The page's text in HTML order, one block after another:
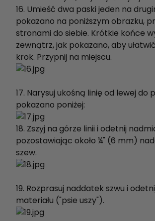
16. Umieść dwa paski jeden na
pokazano na poniższym obrazku,
stronami do siebie. Krótkie końce
zewnątrz, jak pokazano, aby
krok. Przypnij na miejscu.
17. Narysuj ukośną linię od lewej do
pokazano poniżej:
18. Zszyj na górze linii i odetnij
pozostawiając około ¼" (6 mm)
szew.
19. Rozprasuj naddatek szwu i
materiału ("psie uszy").